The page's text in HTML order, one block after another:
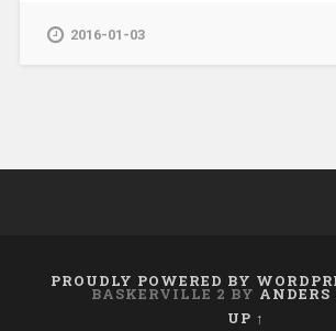
2016-01-03
PROUDLY POWERED BY
BASKERVILLE 2 BY ANDERS
UP ↑